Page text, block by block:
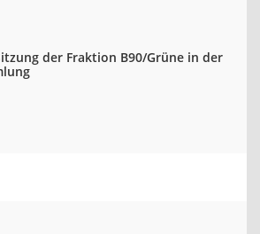
der Fraktion B90/Grüne in der